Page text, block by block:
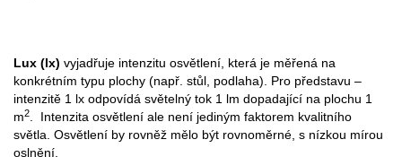
Lux (lx) vyjadřuje intenzitu osvětlení, která je měřená na
konkrétním typu plochy (např. stůl, podlaha). Pro představu –
intenzitě 1 lx odpovídá světelný tok 1 lm dopadající na plochu 1
m2. Intenzita osvětlení ale není jediným faktorem kvalitního
světla. Osvětlení by rovněž mělo být rovnoměrné, s nízkou mírou
oslnění.